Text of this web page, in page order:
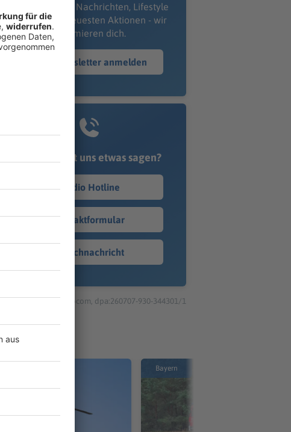
Newsletter. Ob Nachrichten, Lifestyle
oder unsere neuesten Aktionen - wir
informieren dich.
Zum Newsletter anmelden
Du möchtest uns etwas sagen?
Studio Hotline
Kontaktformular
Sprachnachricht
© dpa-infocom, dpa:260707-930-344301/1
Bayern